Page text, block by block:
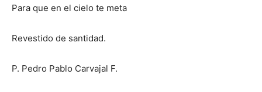
Para que en el cielo te meta
Revestido de santidad.
P. Pedro Pablo Carvajal F.